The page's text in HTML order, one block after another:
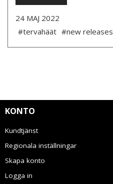
24 MAJ 2022
#tervahäät #new releases
KONTO
Kundtjänst
Regionala inställningar
Skapa konto
Logga in